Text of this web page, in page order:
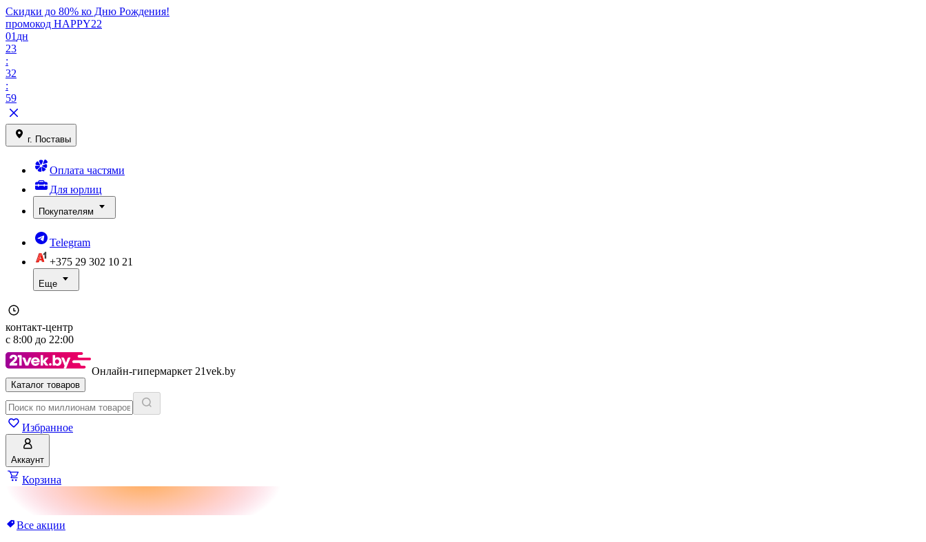
Скидки до 80% ко Дню Рождения!
промокод HAPPY22
01 дн
23
:
32
:
59
г. Поставы
Оплата частями
Для юрлиц
Покупателям
Telegram
+375 29 302 10 21
Еще
контакт-центр
с 8:00 до 22:00
Онлайн-гипермаркет 21vek.by
Каталог товаров
Избранное
Аккаунт
Корзина
Все акции